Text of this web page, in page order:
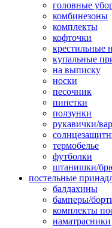
головные
комбинезоны
комплекты
кофточки
крестильные
купальные
на выписку
носки
песочник
пинетки
ползунки
рукавички/
термобелье
футболки
штанишки/
постельные
балдахины
бамперы/
комплекты
наматрасники